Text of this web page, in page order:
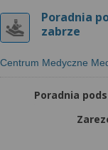
Poradnia
zabrze
Centrum Medyczne
Poradnia